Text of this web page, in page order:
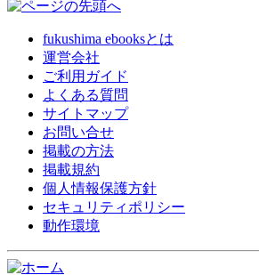
fukushima ebooksとは
運営会社
ご利用ガイド
よくある質問
サイトマップ
お問い合せ
掲載の方法
掲載規約
個人情報保護方針
セキュリティポリシー
動作環境